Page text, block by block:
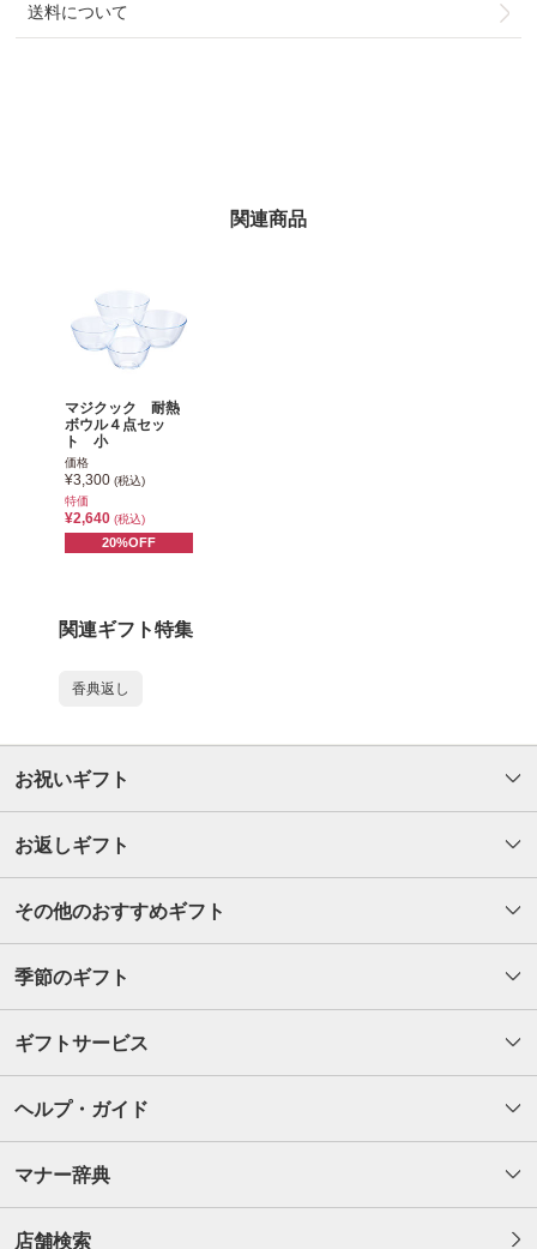
送料について
関連商品
マジクック 耐熱
ボウル４点セッ
ト 小
価格
¥3,300 (税込)
特価
¥2,640 (税込)
20%OFF
関連ギフト特集
香典返し
お祝いギフト
お返しギフト
その他のおすすめギフト
季節のギフト
ギフトサービス
ヘルプ・ガイド
マナー辞典
店舗検索